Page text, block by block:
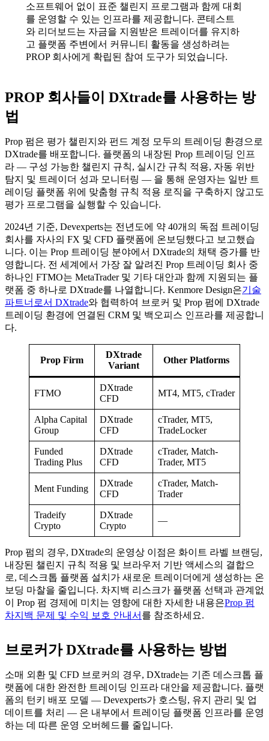
소프트웨어 없이 표준 챌린지 프로그램과 함께 대회
를 운영할 수 있는 인프라를 제공합니다. 콘테스트
와 리더보드는 자금을 지원받은 트레이더를 유지하
고 플랫폼 주변에서 커뮤니티 활동을 생성하려는
PROP 회사에게 확립된 참여 도구가 되었습니다.
PROP 회사들이 DXtrade를 사용하는 방
법
Prop 펌은 평가 챌린지와 펀드 계정 모두의 트레이딩 환경으로
DXtrade를 배포합니다. 플랫폼의 내장된 Prop 트레이딩 인프
라 — 구성 가능한 챌린지 규칙, 실시간 규칙 적용, 자동 위반
탐지 및 트레이더 성과 모니터링 — 을 통해 운영자는 일반 트
레이딩 플랫폼 위에 맞춤형 규칙 적용 로직을 구축하지 않고도
평가 프로그램을 실행할 수 있습니다.
2024년 기준, Devexperts는 전년도에 약 40개의 독점 트레이딩
회사를 자사의 FX 및 CFD 플랫폼에 온보딩했다고 보고했습
니다. 이는 Prop 트레이딩 분야에서 DXtrade의 채택 증가를 반
영합니다. 전 세계에서 가장 잘 알려진 Prop 트레이딩 회사 중
하나인 FTMO는 MetaTrader 및 기타 대안과 함께 지원되는 플
랫폼 중 하나로 DXtrade를 나열합니다. Kenmore Design은기술
파트너로서 DXtrade와 협력하여 브로커 및 Prop 펌에 DXtrade
트레이딩 환경에 연결된 CRM 및 백오피스 인프라를 제공합니
다.
Prop Firm
DXtrade
Variant
Other Platforms
FTMO
DXtrade
CFD
MT4, MT5, cTrader
Alpha Capital
Group
DXtrade
CFD
cTrader, MT5,
TradeLocker
Funded
Trading Plus
DXtrade
CFD
cTrader, Match-
Trader, MT5
Ment Funding
DXtrade
CFD
cTrader, Match-
Trader
Tradeify
Crypto
DXtrade
Crypto
—
Prop 펌의 경우, DXtrade의 운영상 이점은 화이트 라벨 브랜딩,
내장된 챌린지 규칙 적용 및 브라우저 기반 액세스의 결합으
로, 데스크톱 플랫폼 설치가 새로운 트레이더에게 생성하는 온
보딩 마찰을 줄입니다. 차지백 리스크가 플랫폼 선택과 관계없
이 Prop 펌 경제에 미치는 영향에 대한 자세한 내용은Prop 펌
차지백 문제 및 수익 보호 안내서 를 참조하세요.
브로커가 DXtrade를 사용하는 방법
소매 외환 및 CFD 브로커의 경우, DXtrade는 기존 데스크톱 플
랫폼에 대한 완전한 트레이딩 인프라 대안을 제공합니다. 플랫
폼의 턴키 배포 모델 — Devexperts가 호스팅, 유지 관리 및 업
데이트를 처리 — 은 내부에서 트레이딩 플랫폼 인프라를 운영
하는 데 따른 운영 오버헤드를 줄입니다.